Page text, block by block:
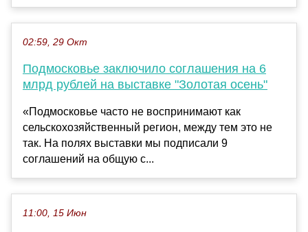
02:59, 29 Окт
Подмосковье заключило соглашения на 6
млрд рублей на выставке "Золотая осень"
«Подмосковье часто не воспринимают как
сельскохозяйственный регион, между тем это не
так. На полях выставки мы подписали 9
соглашений на общую с...
11:00, 15 Июн